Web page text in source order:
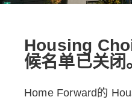
Housing
候名单已关闭
Home Forward的